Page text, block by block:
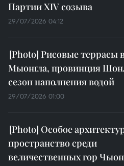
Партии XIV созыва
29/07/2026 04:12
Рисовые террасы
Мыонгла, провинция
сезон наполнения водой
29/07/2026 01:00
Особое
пространство среди
величественных гор